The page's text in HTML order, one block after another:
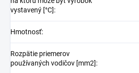
vystavený [°C]:
Hmotnosť:
Rozpätie priemerov
používaných vodičov [mm2]: